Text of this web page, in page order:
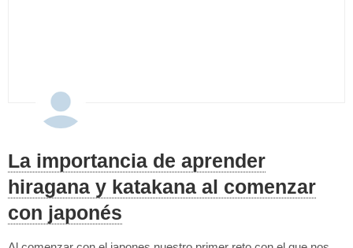
La importancia de aprender
hiragana y katakana al comenzar
con japonés